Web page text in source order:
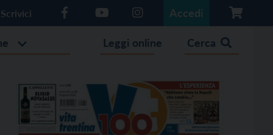
Scrivici Accedi
Leggi online Cerca